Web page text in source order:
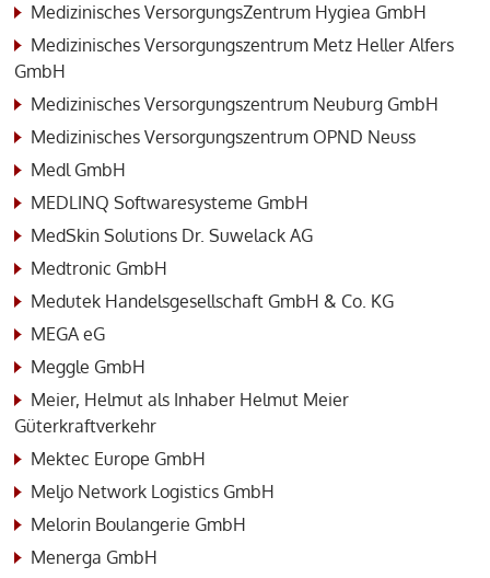
Medizinisches VersorgungsZentrum Hygiea GmbH
Medizinisches Versorgungszentrum Metz Heller Alfers
GmbH
Medizinisches Versorgungszentrum Neuburg GmbH
Medizinisches Versorgungszentrum OPND Neuss
Medl GmbH
MEDLINQ Softwaresysteme GmbH
MedSkin Solutions Dr. Suwelack AG
Medtronic GmbH
Medutek Handelsgesellschaft GmbH & Co. KG
MEGA eG
Meggle GmbH
Meier, Helmut als Inhaber Helmut Meier
Güterkraftverkehr
Mektec Europe GmbH
Meljo Network Logistics GmbH
Melorin Boulangerie GmbH
Menerga GmbH